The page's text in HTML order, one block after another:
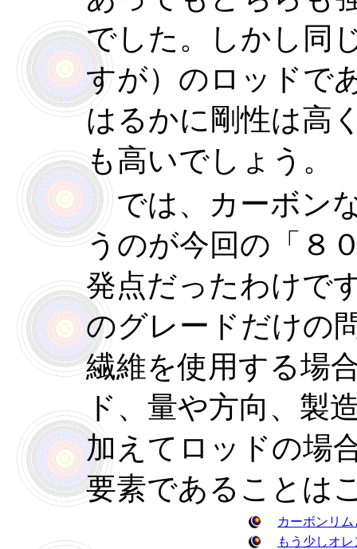
でした。しかし同
すが）のロッドで
はるかに剛性は高
も高いでしょう。
では、カーボン
うのが今回の「８
発点だったわけで
のグレードだけの
繊維を使用する場
ド、量や方向、製
加えてロッドの場
要素であることは
カーボンリ
もう少しオ